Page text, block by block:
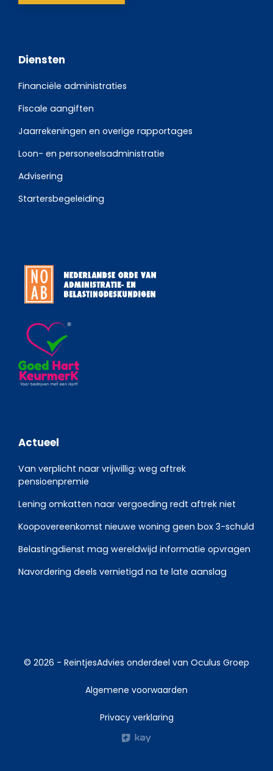
Diensten
Financiële administraties
Fiscale aangiften
Jaarrekeningen en overige rapportages
Loon- en personeelsadministratie
Advisering
Startersbegeleiding
Actueel
Van verplicht naar vrijwillig: weg aftrek
pensioenpremie
Lening omkatten naar vergoeding redt aftrek niet
Koopovereenkomst nieuwe woning geen box 3-schuld
Belastingdienst mag wereldwijd informatie opvragen
Navordering deels vernietigd na te late aanslag
© 2026 - ReintjesAdvies onderdeel van Oculus Groep
Algemene voorwaarden
Privacy verklaring